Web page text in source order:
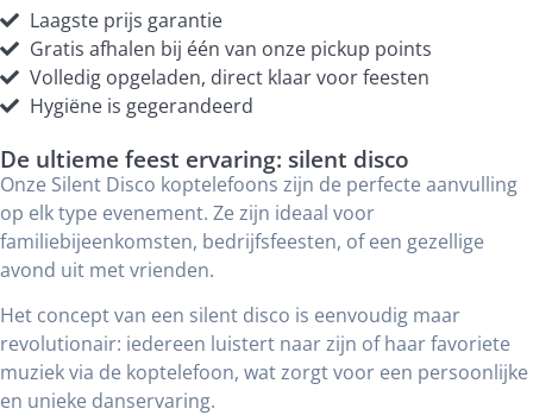
Laagste prijs garantie
Gratis afhalen bij één van onze pickup points
Volledig opgeladen, direct klaar voor feesten
Hygiëne is gegerandeerd
De ultieme feest ervaring: silent disco
Onze Silent Disco koptelefoons zijn de perfecte aanvulling
op elk type evenement. Ze zijn ideaal voor
familiebijeenkomsten, bedrijfsfeesten, of een gezellige
avond uit met vrienden.
Het concept van een silent disco is eenvoudig maar
revolutionair: iedereen luistert naar zijn of haar favoriete
muziek via de koptelefoon, wat zorgt voor een persoonlijke
en unieke danservaring.